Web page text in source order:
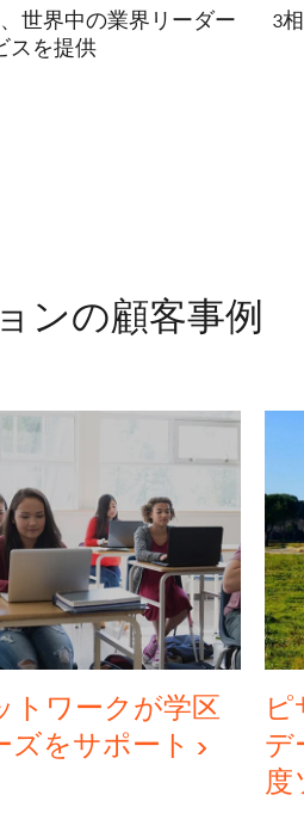
世界中の業界リーダー
スを提供
3
ンの顧客事例
トワークが学区
ズをサポート
デ
度